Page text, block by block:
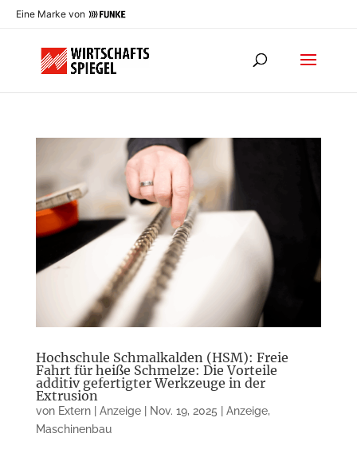
Eine Marke von
Hochschule Schmalkalden (HSM): Freie
Fahrt für heiße Schmelze: Die Vorteile
additiv gefertigter Werkzeuge in der
Extrusion
von Extern | Anzeige| Nov. 19, 2025 Anzeige,
Maschinenbau